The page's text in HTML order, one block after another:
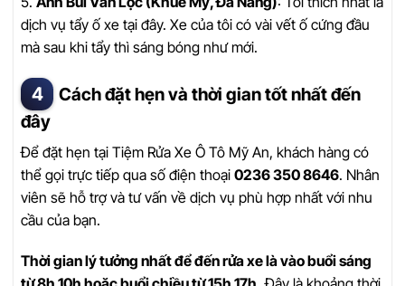
dịch vụ tẩy ố xe tại đây. Xe của tôi có vài vết ố cứng đầu
mà sau khi tẩy thì sáng bóng như mới.
Cách đặt hẹn và thời gian tốt nhất đến
đây
Để đặt hẹn tại Tiệm Rửa Xe Ô Tô Mỹ An, khách hàng có
thể gọi trực tiếp qua số điện thoại 0236 350 8646. Nhân
viên sẽ hỗ trợ và tư vấn về dịch vụ phù hợp nhất với nhu
cầu của bạn.
Thời gian lý tưởng nhất để đến rửa xe là vào buổi sáng